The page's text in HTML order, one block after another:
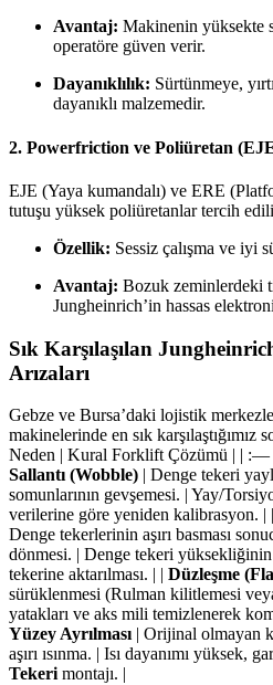
Avantaj: Makinenin yüksekte
operatöre güven verir.
Dayanıklılık: Sürtünmeye,
dayanıklı malzemedir.
2. Powerfriction ve Poliüretan
EJE (Yaya kumandalı) ve ERE
tutuşu yüksek poliüretanlar tercih
Özellik: Sessiz çalışma ve iyi
Avantaj: Bozuk zeminlerdeki
Jungheinrich’in hassas
Sık Karşılaşılan
Arızaları
Gebze ve Bursa’daki lojistik
makinelerinde en sık karşılaştığımız
Neden | Kural Forklift Çözümü | |
Sallantı (Wobble) | Denge tekeri
somunlarının gevşemesi. | Yay/
verilerine göre yeniden kalibrasyon. | |
Denge tekerlerinin aşırı basması
dönmesi. | Denge tekeri
tekerine aktarılması. | | Düzleşme
sürüklenmesi (Rulman kilitlemesi
yatakları ve aks mili temizlenerek
Yüzey Ayrılması| Orijinal olmayan
aşırı ısınma. | Isı dayanımı yüksek,
Tekerimontajı. |